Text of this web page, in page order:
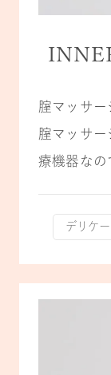
腟マッサー
腟マッサー
療機器なの
デリケ